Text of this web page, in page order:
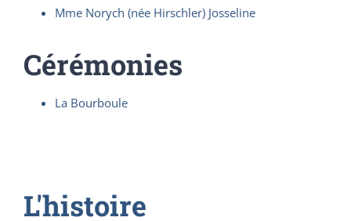
Mme Norych (née Hirschler) Josseline
Cérémonies
La Bourboule
L'histoire